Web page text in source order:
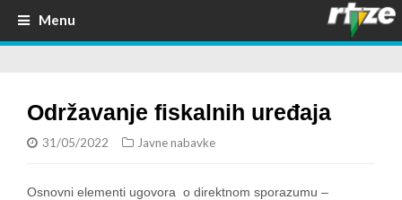
Menu
Održavanje fiskalnih uređaja
31/05/2022 Javne nabavke
Osnovni elementi ugovora o direktnom sporazumu –